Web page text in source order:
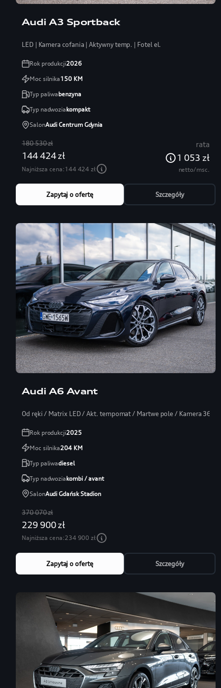
Audi A3 Sportback
LED | Kamera cofania | Aktywny temp. | Fotel el.
Rok produkcji2026
Moc silnika150KM
Typ paliwabenzyna
Typ nadwoziakompakt
SalonAudi Centrum Gdynia
180 530 zł
144 424 zł
Najniższa cena:144 424 zł
rata
1 053 zł
netto/msc.
Zapytaj o ofertę Szczegóły
Audi A6 Avant
Od ręki / Matrix LED / Akt. tempomat / Martwe pole / Kamera 360
Rok produkcji2025
Moc silnika204KM
Typ paliwadiesel
Typ nadwoziakombi / avant
SalonAudi Gdańsk Stadion
370 070 zł
229 900 zł
Najniższa cena:234 900 zł
Zapytaj o ofertę Szczegóły